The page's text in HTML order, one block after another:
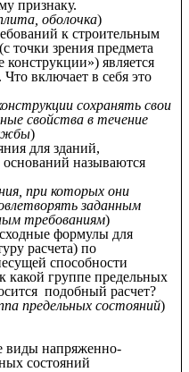
признаку.
оболочка)
к строительным
точки зрения предмета
конструкции») является
Что включает в себя это
сохранять свои
свойства в течение
)
для зданий,
называются
при которых они
заданным
требованиям)
формулы для
расчета) по
способности
какой группе предельных
подобный расчет?
предельных состояний)
виды напряженно-
состояний